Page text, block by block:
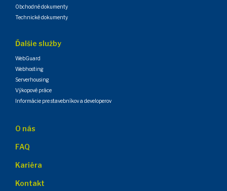
Obchodné dokumenty
Technické dokumenty
Ďalšie služby
WebGuard
Webhosting
Serverhousing
Výkopové práce
Informácie pre stavebníkov a developerov
O nás
FAQ
Kariéra
Kontakt